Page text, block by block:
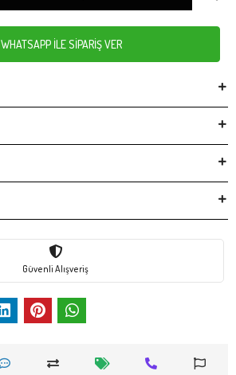
WHATSAPP İLE SİPARİŞ VER
Güvenli Alışveriş